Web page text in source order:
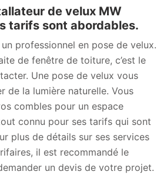
de velux MW
tarifs sont abordables.
professionnel en pose de velux.
de fenêtre de toiture, c’est le
Une pose de velux vous
de la lumière naturelle. Vous
combles pour un espace
connu pour ses tarifs qui sont
plus de détails sur ses services
il est recommandé le
un devis de votre projet.